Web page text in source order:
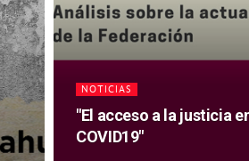
NOTICIAS
"El acceso a la justicia
COVID19"